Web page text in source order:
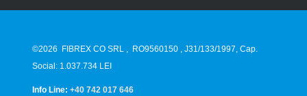
©2026 FIBREX CO SRL , RO9560150 , J31/133/1997, Cap.
Social: 1.037.734 LEI
Info Line: +40 742 017 646